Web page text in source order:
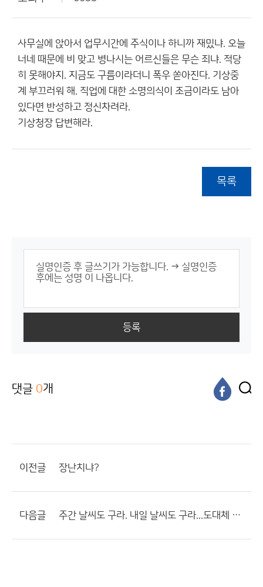
사무실에 앉아서 업무시간에 주식이나 하니까 재밌냐. 오늘
너네 때문에 비 맞고 병나시는 어르신들은 무슨 죄냐. 적당
히 못해야지. 지금도 구름이라더니 폭우 쏟아진다. 기상중
계 부끄러워 해. 직업에 대한 소명의식이 조금이라도 남아
있다면 반성하고 정신차려라.
기상청장 답변해라.
목록
등록
댓글 0개
이전글 장난치냐?
다음글 주간 날씨도 구라. 내일 날씨도 구라...도대체 월급을 왜 받고 있냐.